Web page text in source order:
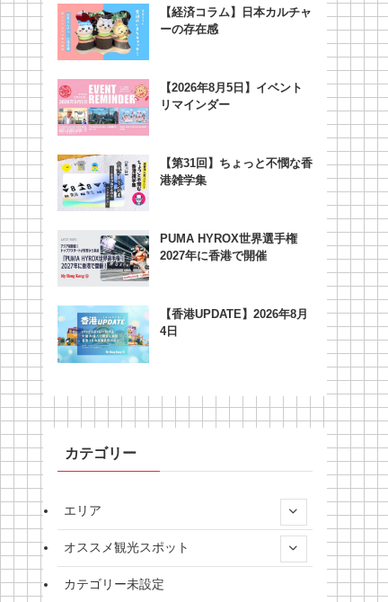
【経済コラム】日本カルチャ
ーの存在感
【2026年8月5日】イベント
リマインダー
【第31回】ちょっと不憫な香
港雑学集
PUMA HYROX世界選手権
2027年に香港で開催
【香港UPDATE】2026年8月
4日
カテゴリー
エリア
オススメ観光スポット
カテゴリー未設定